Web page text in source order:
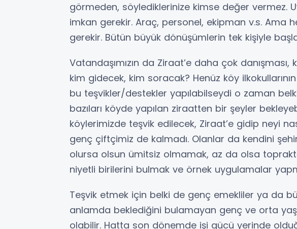
görmeden, söylediklerinize kimse değer vermez.
imkan gerekir. Araç, personel, ekipman v.s. Ama
gerekir. Bütün büyük dönüşümlerin tek kişiyle
Vatandaşımızın da Ziraat’e daha çok
kim gidecek, kim soracak? Henüz köy
bu teşvikler/destekler yapılabilseydi o zaman
bazıları köyde yapılan ziraatten bir şeyler
köylerimizde teşvik edilecek, Ziraat’e gidip neyi
genç çiftçimiz de kalmadı. Olanlar da kendini
olursa olsun ümitsiz olmamak, az da olsa
niyetli birilerini bulmak ve örnek uygulamalar
Teşvik etmek için belki de genç emekliler ya da
anlamda beklediğini bulamayan genç ve orta
olabilir. Hatta son dönemde işi gücü yerinde